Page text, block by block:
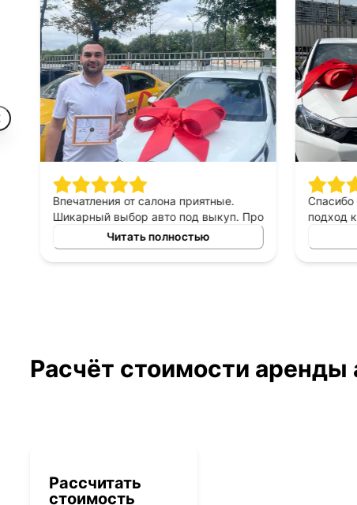
Впечатления от салона приятные.
Шикарный выбор авто под выкуп. Про
персонал могу сказать только
хорошее, приятны в общении,
терпеливые, помогают сделать
Читать полностью
Спасибо
подход к
выборе
выкуп,
который
Расчёт стоимости аренды
Рассчитать
стоимость